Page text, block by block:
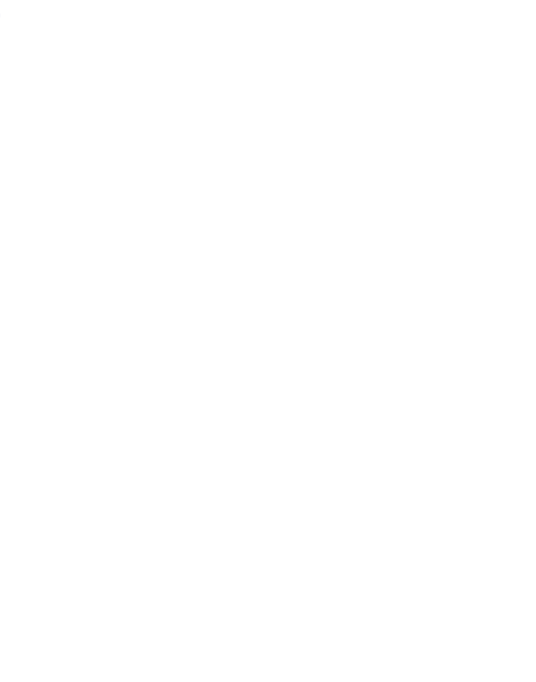
profesionales y particulares de principio a fin. No queremos que te